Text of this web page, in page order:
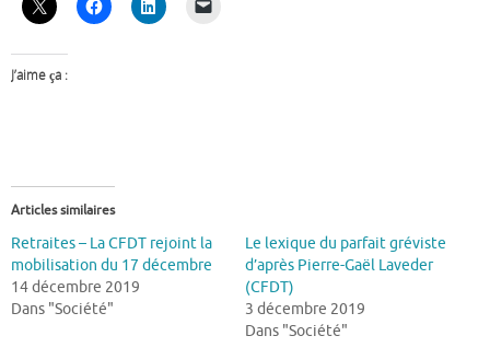
J’aime ça :
Articles similaires
Retraites – La CFDT rejoint la
mobilisation du 17 décembre
14 décembre 2019
Dans "Société"
Le lexique du parfait gréviste
d’après Pierre-Gaël Laveder
(CFDT)
3 décembre 2019
Dans "Société"